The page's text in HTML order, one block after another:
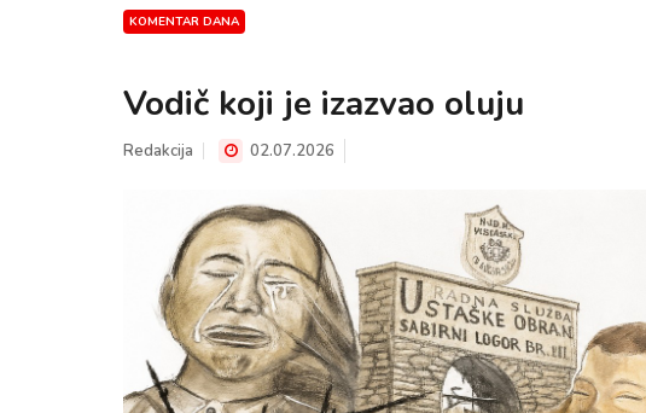
KOMENTAR DANA
Vodič koji je izazvao oluju
Redakcija 02.07.2026